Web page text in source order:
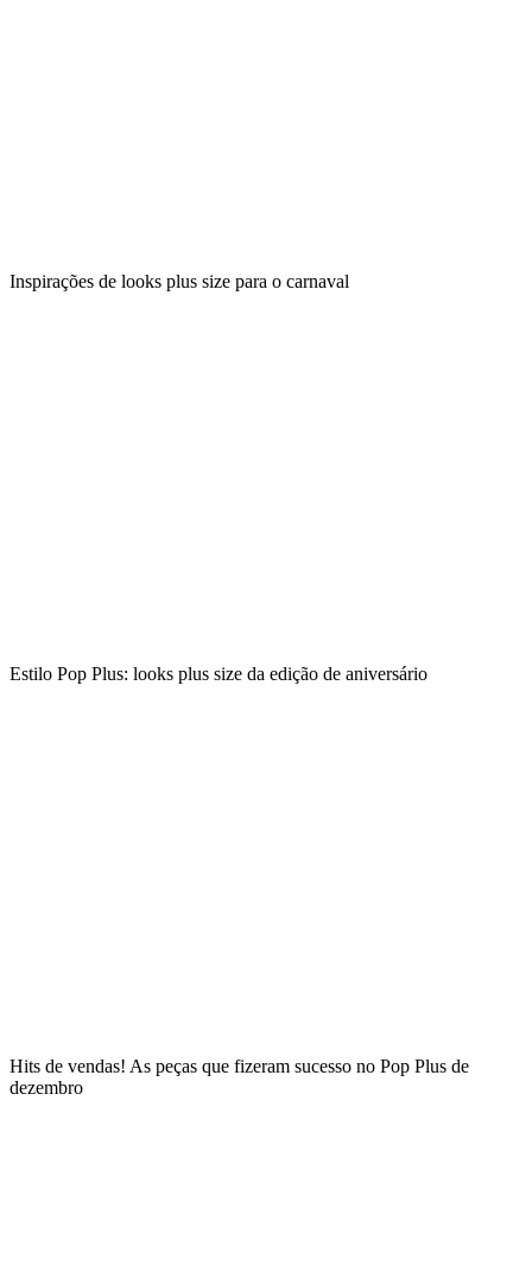
Inspirações de looks plus size para o carnaval
Estilo Pop Plus: looks plus size da edição de aniversário
Hits de vendas! As peças que fizeram sucesso no Pop Plus de
dezembro